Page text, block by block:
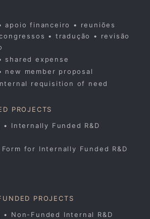
apoio financeiro • reuniões
• tradução • revisão
shared expense
new member proposal
requisition of need
PROJECTS
• Internally Funded R&D
Form for Internally Funded R&D
PROJECTS
• Non-Funded Internal R&D